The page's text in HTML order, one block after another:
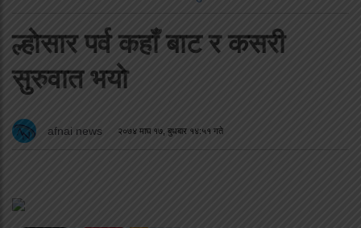
ल्हाेसार पर्व कहाँ बाट र कसरी
सुरुवात भयाे
afnai news २०७४ माघ १७, बुधबार १४:५१ गते